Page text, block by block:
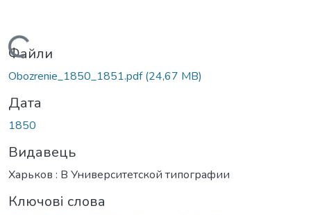
Вантажиться...
Файли
Obozrenie_1850_1851.pdf(24,67 MB)
Дата
1850
Видавець
Харьков : В Университетской типографии
Ключові слова